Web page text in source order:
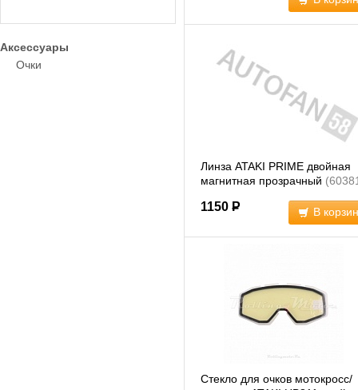
Аксессуары
Очки
Линза ATAKI PRIME двойная
магнитная прозрачный
1150 Р В
Стекло для очков мотокросс/